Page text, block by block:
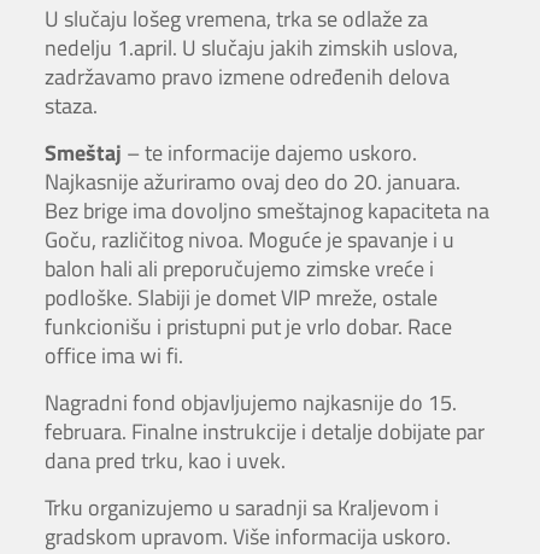
U slučaju lošeg vremena, trka se odlaže za
nedelju 1.april. U slučaju jakih zimskih uslova,
zadržavamo pravo izmene određenih delova
staza.
Smeštaj – te informacije dajemo uskoro.
Najkasnije ažuriramo ovaj deo do 20. januara.
Bez brige ima dovoljno smeštajnog kapaciteta na
Goču, različitog nivoa. Moguće je spavanje i u
balon hali ali preporučujemo zimske vreće i
podloške. Slabiji je domet VIP mreže, ostale
funkcionišu i pristupni put je vrlo dobar. Race
office ima wi fi.
Nagradni fond objavljujemo najkasnije do 15.
februara. Finalne instrukcije i detalje dobijate par
dana pred trku, kao i uvek.
Trku organizujemo u saradnji sa Kraljevom i
gradskom upravom. Više informacija uskoro.